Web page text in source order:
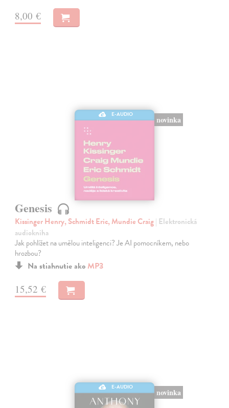
8,00 €
E-AUDIO
novinka
Genesis
Kissinger Henry, Schmidt Eric, Mundie Craig| Elektronická
audiokniha
Jak pohlížet na umělou inteligenci? Je AI pomocníkem, nebo
hrozbou?
Na stiahnutie ako MP3
15,52 €
E-AUDIO
novinka